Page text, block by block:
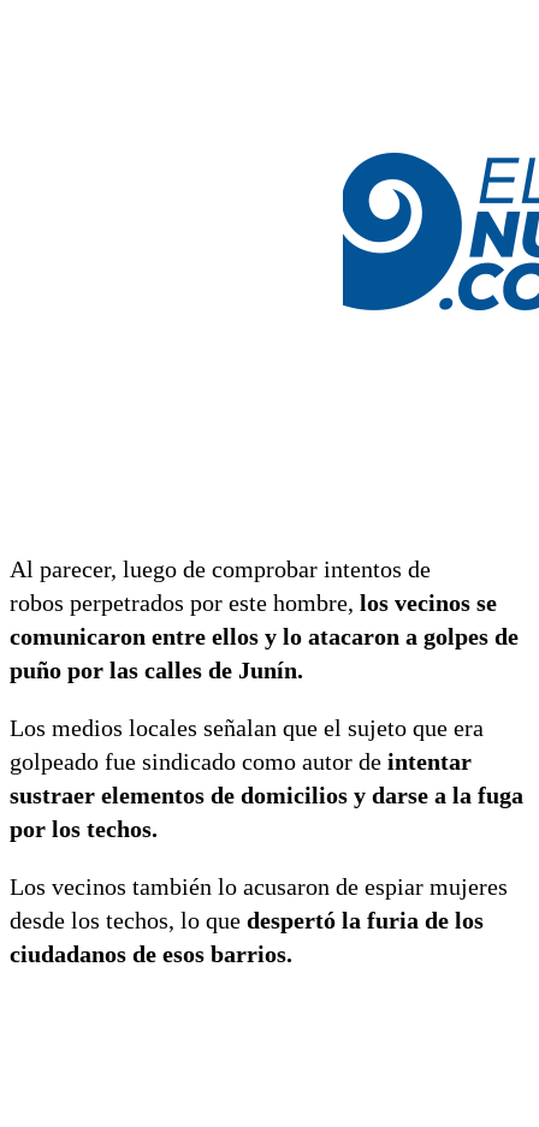
Al parecer, luego de comprobar intentos de
robos perpetrados por este hombre, los vecinos se
comunicaron entre ellos y lo atacaron a golpes de
puño por las calles de Junín.
Los medios locales señalan que el sujeto que era
golpeado fue sindicado como autor de intentar
sustraer elementos de domicilios y darse a la fuga
por los techos.
Los vecinos también lo acusaron de espiar mujeres
desde los techos, lo que despertó la furia de los
ciudadanos de esos barrios.